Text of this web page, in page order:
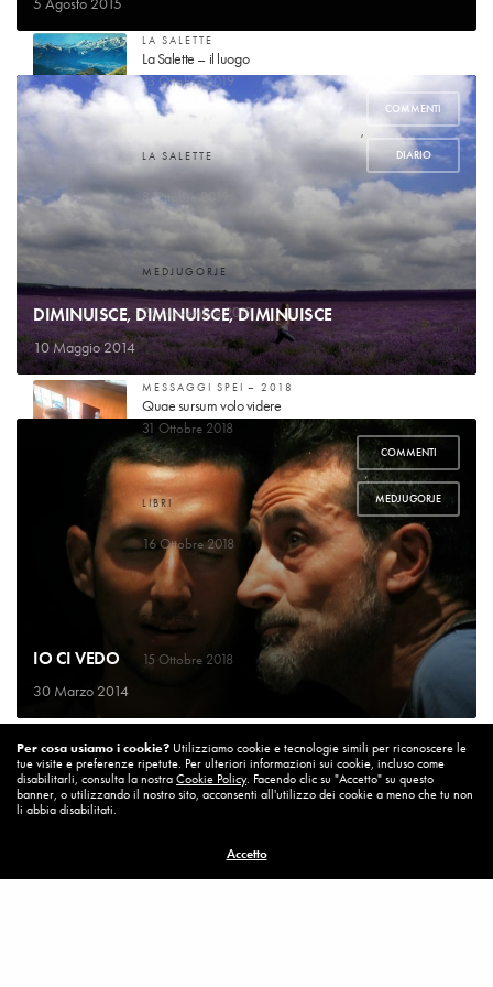
COMMENTI
,
DIARIO
DIMINUISCE, DIMINUISCE, DIMINUISCE
10 Maggio 2014
COMMENTI
,
MEDJUGORJE
IO CI VEDO
30 Marzo 2014
LA SALETTE
La Salette – il luogo
13 Ottobre 2019
LA SALETTE
Guarigione di mademoiselle Marie-Pierrette Gagniard
8 Ottobre 2019
MEDJUGORJE
Voglio raccontare la mia storia
26 Novembre 2018
MESSAGGI SPEI – 2018
Quae sursum volo videre
31 Ottobre 2018
LIBRI
Un bel cambiamento
16 Ottobre 2018
SOCIETA'
Un’Italia vera
15 Ottobre 2018
La vita vince sempre
8 Ottobre 2018
Per cosa usiamo i cookie? Utilizziamo cookie e tecnologie simili per riconoscere le
tue visite e preferenze ripetute. Per ulteriori informazioni sui cookie, incluso come
disabilitarli, consulta la nostraCookie Policy. Facendo clic su "Accetto" su questo
banner, o utilizzando il nostro sito, acconsenti all'utilizzo dei cookie a meno che tu non
li abbia disabilitati.
Accetto